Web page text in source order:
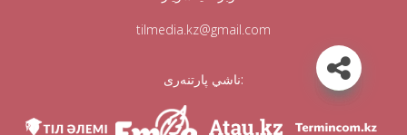
tilmedia.kz@gmail.com
ناشي پارتنەرى: